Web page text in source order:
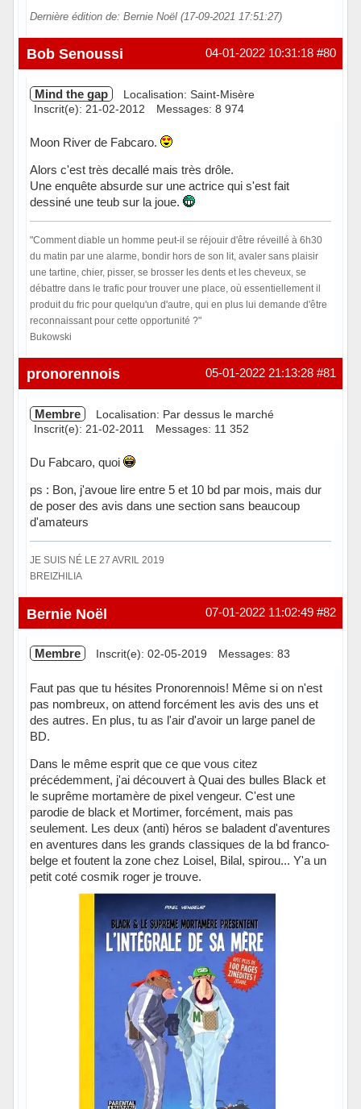
Dernière édition de: Bernie Noël (17-09-2021 17:51:27)
Hors ligne #80
04-01-2022 10:31:18
Bob Senoussi
Mind the gap
Localisation: Saint-Misère
Inscrit(e): 21-02-2012
Messages: 8 974
Moon River de Fabcaro.
Alors c'est très decallé mais très drôle.
Une enquête absurde sur une actrice qui s'est fait
dessiné une teub sur la joue.
"Comment diable un homme peut-il se réjouir d'être réveillé à 6h30
du matin par une alarme, bondir hors de son lit, avaler sans plaisir
une tartine, chier, pisser, se brosser les dents et les cheveux, se
débattre dans le trafic pour trouver une place, où essentiellement il
produit du fric pour quelqu'un d'autre, qui en plus lui demande d'être
reconnaissant pour cette opportunité ?"
Bukowski
Hors ligne #81
05-01-2022 21:13:28
pronorennois
Membre
Localisation: Par dessus le marché
Inscrit(e): 21-02-2011
Messages: 11 352
Du Fabcaro, quoi
ps : Bon, j'avoue lire entre 5 et 10 bd par mois, mais dur
de poser des avis dans une section sans beaucoup
d'amateurs
JE SUIS NÉ LE 27 AVRIL 2019
BREIZHILIA
Hors ligne #82
07-01-2022 11:02:49
Bernie Noël
Membre Inscrit(e): 02-05-2019 Messages: 83
Faut pas que tu hésites Pronorennois! Même si on n'est
pas nombreux, on attend forcément les avis des uns et
des autres. En plus, tu as l'air d'avoir un large panel de
BD.
Dans le même esprit que ce que vous citez
précédemment, j'ai découvert à Quai des bulles Black et
le suprême mortamère de pixel vengeur. C'est une
parodie de black et Mortimer, forcément, mais pas
seulement. Les deux (anti) héros se baladent d'aventures
en aventures dans les grands classiques de la bd franco-
belge et foutent la zone chez Loisel, Bilal, spirou... Y'a un
petit coté cosmik roger je trouve.